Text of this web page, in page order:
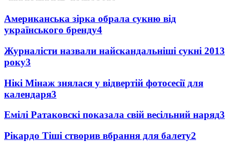
Американська зірка обрала сукню від
українського бренду4
Журналісти назвали найскандальніші сукні 2013
року3
Нікі Мінаж знялася у відвертій фотосесії для
календаря3
Емілі Ратаковскі показала свій весільний наряд3
Рікардо Тіші створив вбрання для балету2